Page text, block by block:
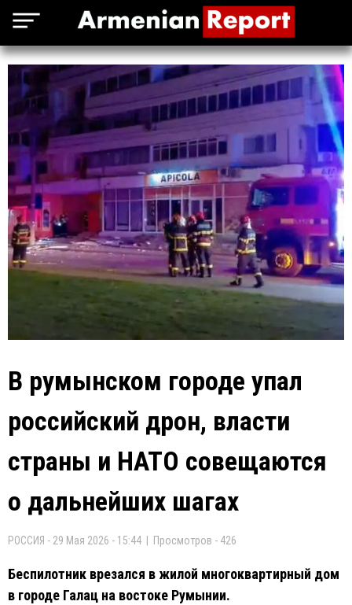
В румынском городе упал
российский дрон, власти
страны и НАТО совещаются
о дальнейших шагах
РОССИЯ - 29 Мая 2026 - 15:44 | Просмотров - 426
Беспилотник врезался в жилой многоквартирный дом
в городе Галац на востоке Румынии.